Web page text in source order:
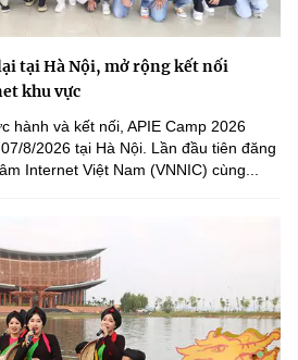
tại Hà Nội, mở rộng kết nối
khu vực
hành và kết nối, APIE Camp 2026
8/2026 tại Hà Nội. Lần đầu tiên đăng
Internet Việt Nam (VNNIC) cùng...